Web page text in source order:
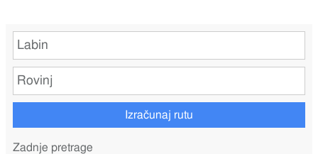
Izračunaj rutu
Zadnje pretrage